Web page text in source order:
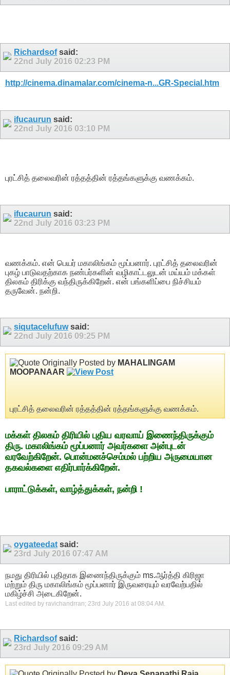
Richardsofsaid:
22nd July 2016 02:23 PM
http://cinema.dinamalar.com/cinema-n...GR-Special.htm
ifucaurun said:
22nd July 2016 03:10 PM
புரட்சித் தலைவரின் ரத்தத்தின் ரத்தங்களுக்கு வணக்கம்.
ifucaurun said:
22nd July 2016 03:23 PM
வணக்கம். என் பெயர் மகாலிங்கம் மூப்பனார். புரட்சித் தலைவரின்
புகழ் பாடுவதற்காக நண்பர்களின் வழிகாட்டலுடன் மய்யம் மக்கள்
திலகம் திரிக்கு வந்திருக்கிறேன். என் பங்களிப்பை நிச்சியம்
தருவேன். நன்றி.
siqutacelufuwsaid:
22nd July 2016 09:25 PM
Originally Posted by MAHALINGAM
MOOPANAAR
புரட்சித் தலைவரின் ரத்தத்தின் ரத்தங்களுக்கு வணக்கம்.
மக்கள் திலகம் திரியில் புதிய வரவாய் இணைந்திருக்கும்
திரு. மகாலிங்கம் மூப்பனார் அவர்களை அன்புடன்
வரவேற்கிறேன். பொன்மனச்செம்மல் பற்றிய அருமையான
தகவல்களை எதிர்பார்க்கிறேன்.
பாராட்டுக்கள், வாழ்த்துக்கள், நன்றி !
oygateedat said:
23rd July 2016 07:47 AM
நமது திரியில் புதிதாக இணைந்திருக்கும் ms.ஆர்த்தி கிரிஜா
மற்றும் திரு மகாலிங்கம் மூப்பனார் இருவரையும் வரவேற்பதில்
மகிழ்ச்சி அடைகிறேன்.
Last edited by ravichandrran; 23rd July 2016 at 08:04 AM .
Richardsofsaid:
23rd July 2016 09:29 AM